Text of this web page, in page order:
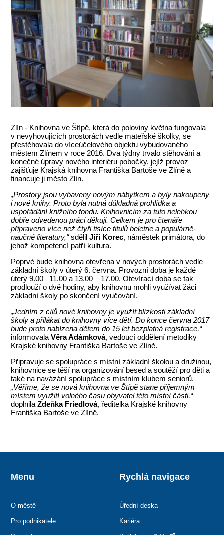
Zlín - Knihovna ve Štípě, která do poloviny května fungovala
v nevyhovujících prostorách vedle mateřské školky, se
přestěhovala do víceúčelového objektu vybudovaného
městem Zlínem v roce 2016. Dva týdny trvalo stěhování a
konečné úpravy nového interiéru pobočky, jejíž provoz
zajišťuje Krajská knihovna Františka Bartoše ve Zlíně a
financuje ji město Zlín.
„Prostory jsou vybaveny novým nábytkem a byly nakoupeny
i nové knihy. Proto byla nutná důkladná prohlídka a
uspořádání knižního fondu. Knihovnicím za tuto nelehkou
dobře odvedenou práci děkuji. Celkem je pro čtenáře
připraveno více než čtyři tisíce titulů beletrie a populárně-
naučné literatury,“sdělilJiří Korec, náměstek primátora, do
jehož kompetencí patří kultura.
Poprvé bude knihovna otevřena v nových prostorách vedle
základní školy v úterý 6. června. Provozní doba je každé
úterý 9.00 –11.00 a 13.00 – 17.00. Otevírací doba se tak
prodlouží o dvě hodiny, aby knihovnu mohli využívat žáci
základní školy po skončení vyučování.
„Jedním z cílů nové knihovny je využít blízkosti základní
školy a přilákat do knihovny více dětí. Do konce června 2017
bude proto nabízena dětem do 15 let bezplatná registrace,“
informovalaVěra Adámková, vedoucí oddělení metodiky
Krajské knihovny Františka Bartoše ve Zlíně.
Připravuje se spolupráce s místní základní školou a družinou,
knihovnice se těší na organizování besed a soutěží pro děti a
také na navázání spolupráce s místním klubem seniorů.
„Věříme, že se nová knihovna ve Štípě stane příjemným
místem využití volného času obyvatel této místní části,“
doplnilaZdeňka Friedlová, ředitelka Krajské knihovny
Františka Bartoše ve Zlíně.
Menu
O městě
Pro podnikatele
Rychlá navigace
Úřední deska
Kariéra